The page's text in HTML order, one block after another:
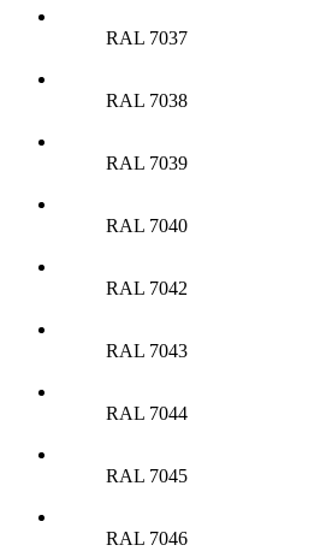
RAL 7037
RAL 7038
RAL 7039
RAL 7040
RAL 7042
RAL 7043
RAL 7044
RAL 7045
RAL 7046